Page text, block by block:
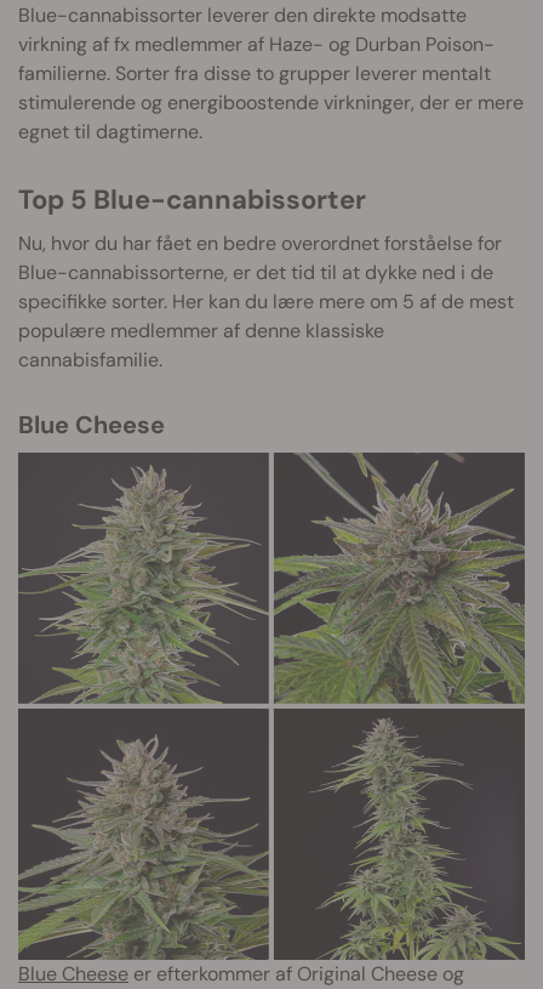
Blue-cannabissorter leverer den direkte modsatte
virkning af fx medlemmer af Haze- og Durban Poison-
familierne. Sorter fra disse to grupper leverer mentalt
stimulerende og energiboostende virkninger, der er mere
egnet til dagtimerne.
Top 5 Blue-cannabissorter
Nu, hvor du har fået en bedre overordnet forståelse for
Blue-cannabissorterne, er det tid til at dykke ned i de
specifikke sorter. Her kan du lære mere om 5 af de mest
populære medlemmer af denne klassiske
cannabisfamilie.
Blue Cheese
Blue Cheese er efterkommer af Original Cheese og